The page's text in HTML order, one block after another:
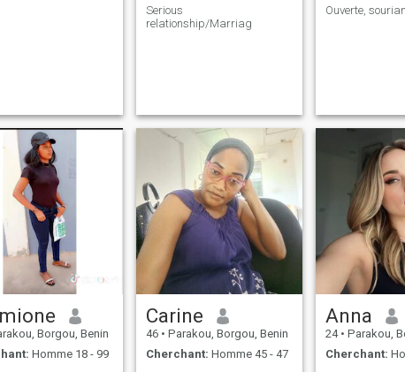
Serious
relationship/Marriag
Ouverte,
Borgou, Benin
Homme 18 - 99
Carine
46 • Parakou, Borgou, Benin
Cherchant: Homme 45 - 47
Anna
24 • Parakou,
Cherchant: